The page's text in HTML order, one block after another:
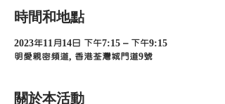
時間和地點
2023年11月14日 下午7:15 – 下午9:15
明愛親密頻道, 香港荃灣城門道9號
關於本活動